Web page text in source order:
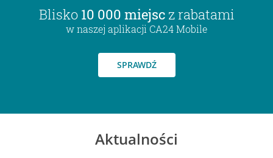
Blisko 10 000 miejsc z rabatami
w naszej aplikacji CA24 Mobile
SPRAWDŹ
Aktualności